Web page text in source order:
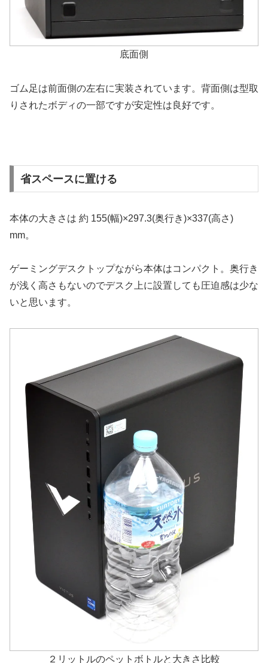
底面側
ゴム足は前面側の左右に実装されています。背面側は型取
りされたボディの一部ですが安定性は良好です。
省スペースに置ける
本体の大きさは 約 155(幅)×297.3(奥行き)×337(高さ)
mm。
ゲーミングデスクトップながら本体はコンパクト。奥行き
が浅く高さもないのでデスク上に設置しても圧迫感は少な
いと思います。
２リットルのペットボトルと大きさ比較